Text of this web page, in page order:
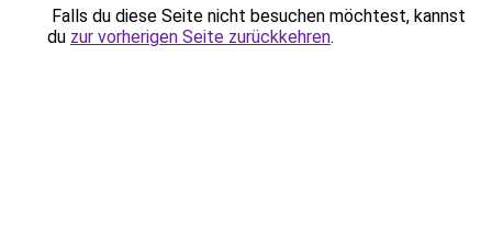
Falls du diese Seite nicht besuchen möchtest, kannst
du zur vorherigen Seite zurückkehren.